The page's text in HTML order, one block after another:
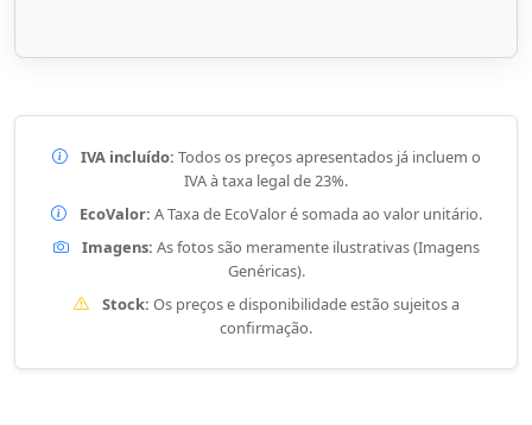
IVA incluído: Todos os preços apresentados já incluem o
IVA à taxa legal de 23%.
EcoValor: A Taxa de EcoValor é somada ao valor unitário.
Imagens: As fotos são meramente ilustrativas (Imagens
Genéricas).
Stock: Os preços e disponibilidade estão sujeitos a
confirmação.